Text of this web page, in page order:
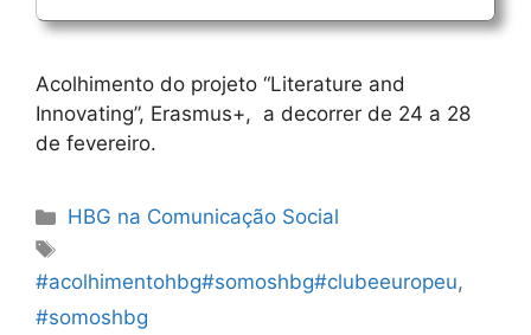
Acolhimento do projeto “Literature and
Innovating”, Erasmus+, a decorrer de 24 a 28
de fevereiro.
Categorias
HBG na Comunicação Social
#acolhimentohbg#somoshbg#clubeeuropeu,
#somoshbg